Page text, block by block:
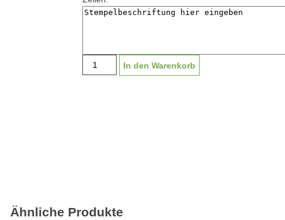
Stempel
Classic
In den Warenkorb
Ähnliche Produkte